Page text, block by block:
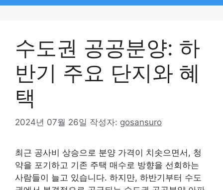
수도권 공공분양: 하
반기 주요 단지와 혜
택
2024년 07월 26일 작성자: gosansuro
최근 공사비 상승으로 분양 가격이 치솟으면서, 청
약을 포기하고 기존 주택 매수로 방향을 선회하는
사람들이 늘고 있습니다. 하지만, 하반기부터 수도